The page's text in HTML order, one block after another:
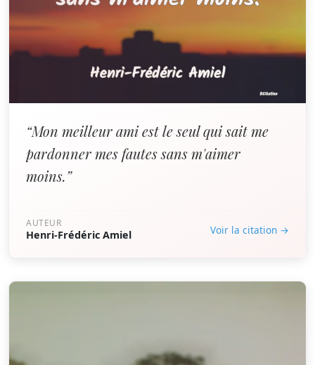
“Mon meilleur ami est le seul qui sait me
pardonner mes fautes sans m'aimer
moins.”
AUTEUR
Henri-Frédéric Amiel Voir la citation →